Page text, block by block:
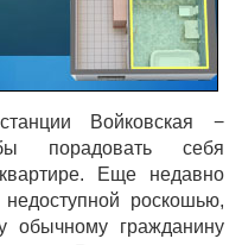
Войковская −
порадовать себя
Еще недавно
роскошью,
обычному гражданину